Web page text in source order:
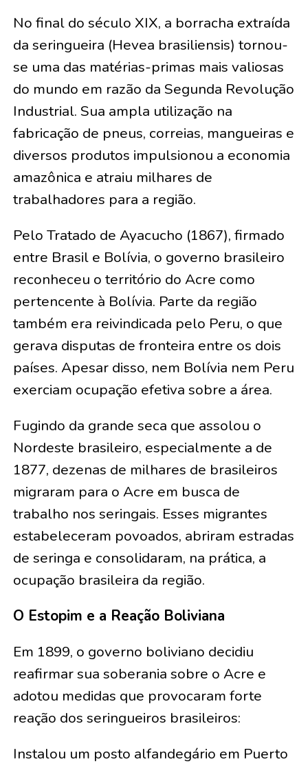
No final do século XIX, a borracha extraída
da seringueira (Hevea brasiliensis) tornou-
se uma das matérias-primas mais valiosas
do mundo em razão da Segunda Revolução
Industrial. Sua ampla utilização na
fabricação de pneus, correias, mangueiras e
diversos produtos impulsionou a economia
amazônica e atraiu milhares de
trabalhadores para a região.
Pelo Tratado de Ayacucho (1867), firmado
entre Brasil e Bolívia, o governo brasileiro
reconheceu o território do Acre como
pertencente à Bolívia. Parte da região
também era reivindicada pelo Peru, o que
gerava disputas de fronteira entre os dois
países. Apesar disso, nem Bolívia nem Peru
exerciam ocupação efetiva sobre a área.
Fugindo da grande seca que assolou o
Nordeste brasileiro, especialmente a de
1877, dezenas de milhares de brasileiros
migraram para o Acre em busca de
trabalho nos seringais. Esses migrantes
estabeleceram povoados, abriram estradas
de seringa e consolidaram, na prática, a
ocupação brasileira da região.
O Estopim e a Reação Boliviana
Em 1899, o governo boliviano decidiu
reafirmar sua soberania sobre o Acre e
adotou medidas que provocaram forte
reação dos seringueiros brasileiros:
Instalou um posto alfandegário em Puerto